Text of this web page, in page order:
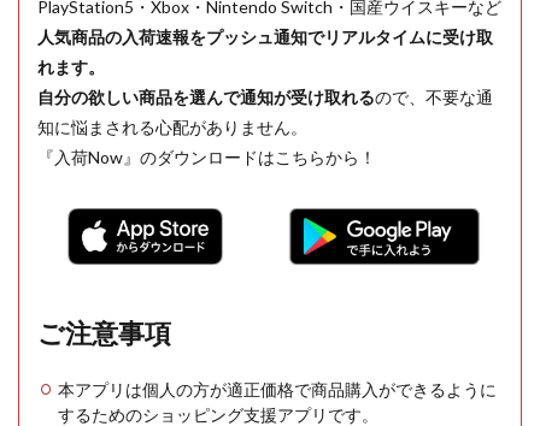
PlayStation5・Xbox・Nintendo Switch・国産ウイスキーなど
人気商品の入荷速報をプッシュ通知でリアルタイムに受け取
れます。
自分の欲しい商品を選んで通知が受け取れるので、不要な通
知に悩まされる心配がありません。
『入荷Now』のダウンロードはこちらから！
ご注意事項
本アプリは個人の方が適正価格で商品購入ができるように
するためのショッピング支援アプリです。